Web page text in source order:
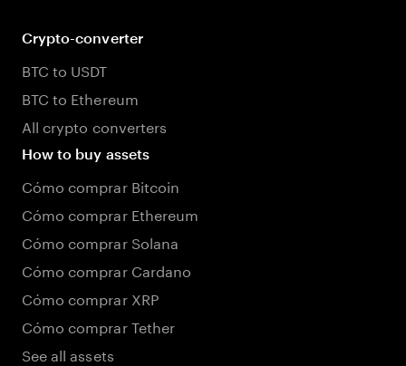
Crypto-converter
BTC to USDT
BTC to Ethereum
All crypto converters
How to buy assets
Cómo comprar Bitcoin
Cómo comprar Ethereum
Cómo comprar Solana
Cómo comprar Cardano
Cómo comprar XRP
Cómo comprar Tether
See all assets